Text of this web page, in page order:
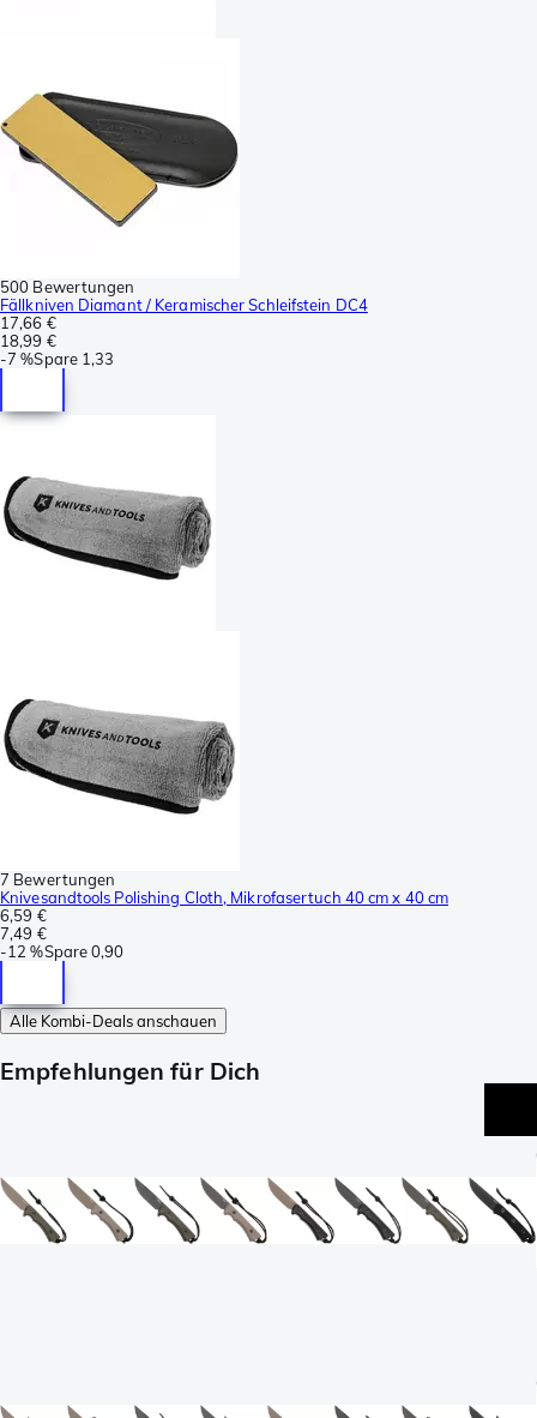
500 Bewertungen
Fällkniven Diamant / Keramischer Schleifstein DC4
17,66 €
18,99 €
-7 %Spare 1,33
7 Bewertungen
Knivesandtools Polishing Cloth, Mikrofasertuch 40 cm x 40 cm
6,59 €
7,49 €
-12 %Spare0,90
Alle Kombi-Deals anschauen
Empfehlungen für Dich